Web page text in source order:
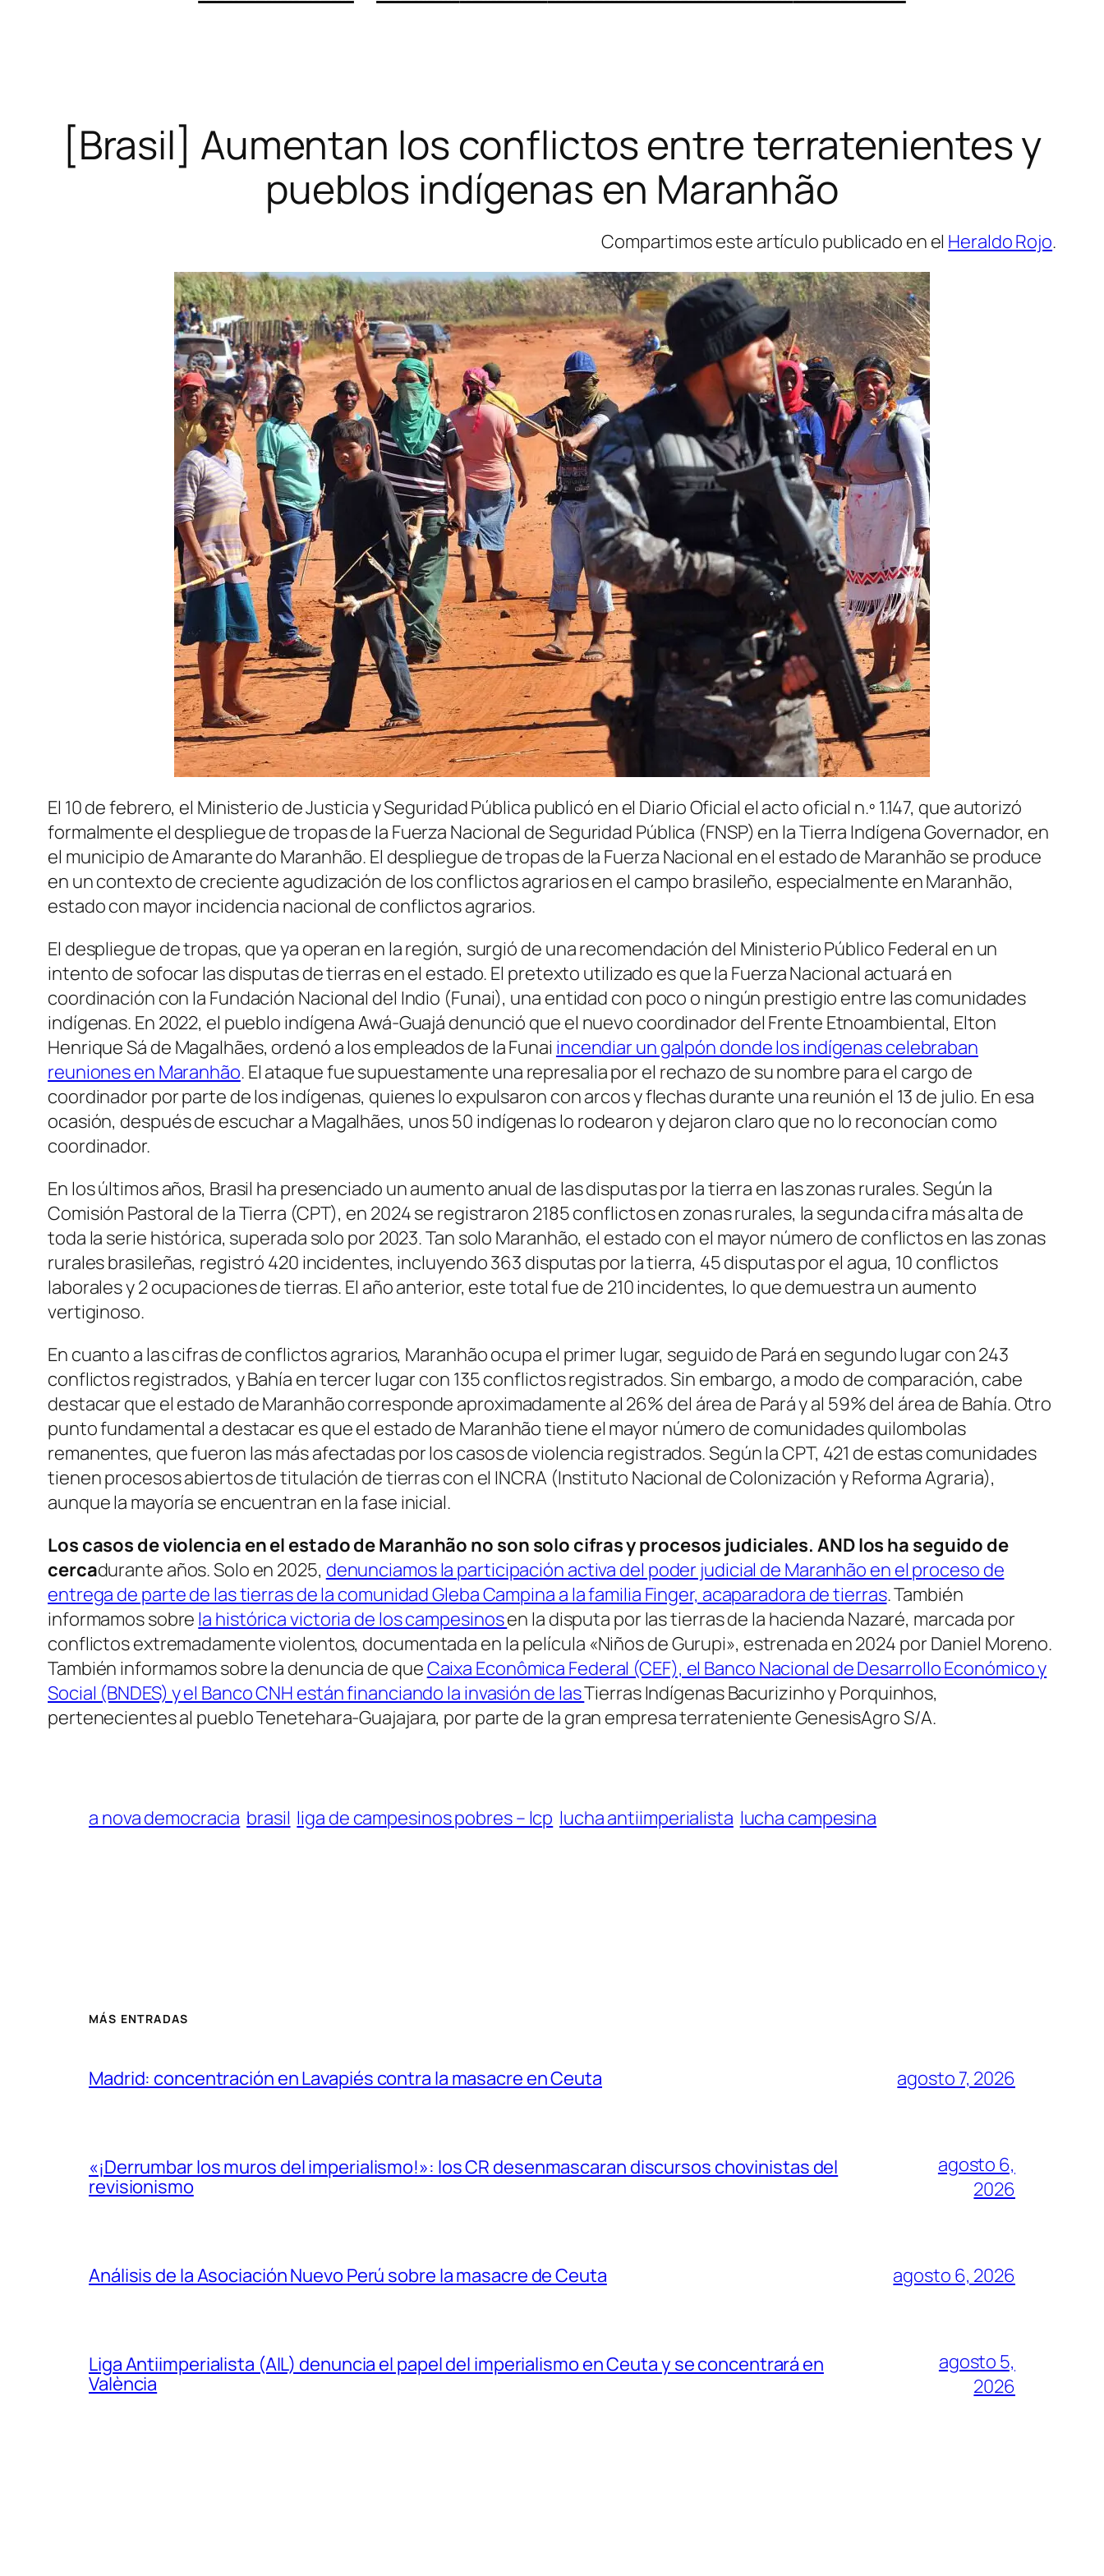
[Brasil] Aumentan los conflictos entre terratenientes y
pueblos indígenas en Maranhão
Compartimos este artículo publicado en el Heraldo Rojo.
El 10 de febrero, el Ministerio de Justicia y Seguridad Pública publicó en el Diario Oficial el acto oficial n.º 1.147, que autorizó
formalmente el despliegue de tropas de la Fuerza Nacional de Seguridad Pública (FNSP) en la Tierra Indígena Governador, en
el municipio de Amarante do Maranhão. El despliegue de tropas de la Fuerza Nacional en el estado de Maranhão se produce
en un contexto de creciente agudización de los conflictos agrarios en el campo brasileño, especialmente en Maranhão,
estado con mayor incidencia nacional de conflictos agrarios.
El despliegue de tropas, que ya operan en la región, surgió de una recomendación del Ministerio Público Federal en un
intento de sofocar las disputas de tierras en el estado. El pretexto utilizado es que la Fuerza Nacional actuará en
coordinación con la Fundación Nacional del Indio (Funai), una entidad con poco o ningún prestigio entre las comunidades
indígenas. En 2022, el pueblo indígena Awá-Guajá denunció que el nuevo coordinador del Frente Etnoambiental, Elton
Henrique Sá de Magalhães, ordenó a los empleados de la Funai incendiar un galpón donde los indígenas celebraban
reuniones en Maranhão. El ataque fue supuestamente una represalia por el rechazo de su nombre para el cargo de
coordinador por parte de los indígenas, quienes lo expulsaron con arcos y flechas durante una reunión el 13 de julio. En esa
ocasión, después de escuchar a Magalhães, unos 50 indígenas lo rodearon y dejaron claro que no lo reconocían como
coordinador.
En los últimos años, Brasil ha presenciado un aumento anual de las disputas por la tierra en las zonas rurales. Según la
Comisión Pastoral de la Tierra (CPT), en 2024 se registraron 2185 conflictos en zonas rurales, la segunda cifra más alta de
toda la serie histórica, superada solo por 2023. Tan solo Maranhão, el estado con el mayor número de conflictos en las zonas
rurales brasileñas, registró 420 incidentes, incluyendo 363 disputas por la tierra, 45 disputas por el agua, 10 conflictos
laborales y 2 ocupaciones de tierras. El año anterior, este total fue de 210 incidentes, lo que demuestra un aumento
vertiginoso.
En cuanto a las cifras de conflictos agrarios, Maranhão ocupa el primer lugar, seguido de Pará en segundo lugar con 243
conflictos registrados, y Bahía en tercer lugar con 135 conflictos registrados. Sin embargo, a modo de comparación, cabe
destacar que el estado de Maranhão corresponde aproximadamente al 26% del área de Pará y al 59% del área de Bahía. Otro
punto fundamental a destacar es que el estado de Maranhão tiene el mayor número de comunidades quilombolas
remanentes, que fueron las más afectadas por los casos de violencia registrados. Según la CPT, 421 de estas comunidades
tienen procesos abiertos de titulación de tierras con el INCRA (Instituto Nacional de Colonización y Reforma Agraria),
aunque la mayoría se encuentran en la fase inicial.
Los casos de violencia en el estado de Maranhão no son solo cifras y procesos judiciales.AND los ha seguido de
cercadurante años. Solo en 2025, denunciamos la participación activa del poder judicial de Maranhão en el proceso de
entrega de parte de las tierras de la comunidad Gleba Campina a la familia Finger, acaparadora de tierras. También
informamos sobre la histórica victoria de los campesinosen la disputa por las tierras de la hacienda Nazaré, marcada por
conflictos extremadamente violentos, documentada en la película «Niños de Gurupi», estrenada en 2024 por Daniel Moreno.
También informamos sobre la denuncia de queCaixa Econômica Federal (CEF), el Banco Nacional de Desarrollo Económico y
Social (BNDES) y el Banco CNH están financiando la invasión de lasTierras Indígenas Bacurizinho y Porquinhos,
pertenecientes al pueblo Tenetehara-Guajajara, por parte de la gran empresa terrateniente GenesisAgro S/A.
a nova democracia brasil liga de campesinos pobres – lcp lucha antiimperialista lucha campesina
MÁS ENTRADAS
Madrid: concentración en Lavapiés contra la masacre en Ceuta agosto 7, 2026
«¡Derrumbar los muros del imperialismo!»: los CR desenmascaran discursos chovinistas del
revisionismo
agosto 6,
2026
Análisis de la Asociación Nuevo Perú sobre la masacre de Ceuta agosto 6, 2026
Liga Antiimperialista (AIL) denuncia el papel del imperialismo en Ceuta y se concentrará en
València
agosto 5,
2026